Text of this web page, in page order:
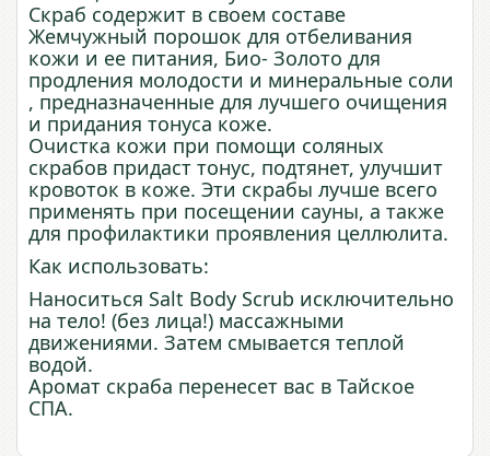
Скраб содержит в своем составе
Жемчужный порошок для отбеливания
кожи и ее питания, Био- Золото для
продления молодости и минеральные соли
, предназначенные для лучшего очищения
и придания тонуса коже.
Очистка кожи при помощи соляных
скрабов придаст тонус, подтянет, улучшит
кровоток в коже. Эти скрабы лучше всего
применять при посещении сауны, а также
для профилактики проявления целлюлита.
Как использовать:
Наноситься Salt Body Scrub исключительно
на тело! (без лица!) массажными
движениями. Затем смывается теплой
водой.
Аромат скраба перенесет вас в Тайское
СПА.